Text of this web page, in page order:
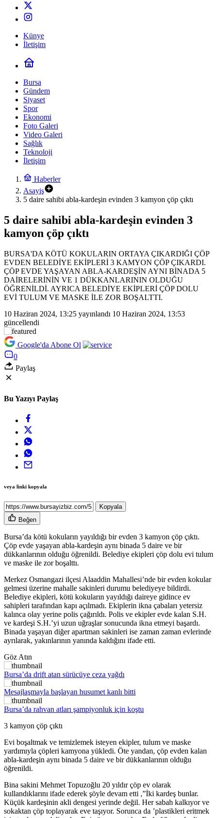
Künye
İletişim
Bursa
Gündem
Siyaset
Spor
Ekonomi
Foto Galeri
Video Galeri
Sağlık
Teknoloji
İletişim
Haberler
Asayiş
5 daire sahibi abla-kardeşin evinden 3 kamyon çöp çıktı
5 daire sahibi abla-kardeşin evinden 3
kamyon çöp çıktı
BURSA'DA KÖTÜ KOKULARIN ORTAYA ÇIKARDIĞI ÇÖP
EVDEN BELEDİYE EKİPLERİ 3 KAMYON ÇÖP ÇIKARDI.
ÇÖP EVDE YAŞAYAN ABLA-KARDEŞİN AYNI BİNADA 5
DAİRELERİNİN VE 1 DÜKKANLARININ OLDUĞU
ÖĞRENİLDİ. AYRICA BELEDİYE EKİPLERİ ÇÖP DOLU
EVİ TULUM VE MASKE İLE ZOR BOŞALTTI.
10 Haziran 2024, 13:25 yayınlandı 10 Haziran 2024, 13:53
güncellendi
Google'da Abone Ol
0
Paylaş
Bu Yazıyı Paylaş
veya linki kopyala
Kopyala
Beğen
Bursa’da kötü kokuların yayıldığı bir evden 3 kamyon çöp çıktı.
Çöp evde yaşayan abla-kardeşin aynı binada 5 daire ve bir
dükkanlarının olduğu öğrenildi. Belediye ekipleri çöp dolu evi tulum
ve maske ile zor boşalttı.
Merkez Osmangazi ilçesi Alaaddin Mahallesi’nde bir evden kokular
gelmesi üzerine mahalle sakinleri durumu belediyeye bildirdi.
Belediye ekipleri, kötü kokuların yayıldığı daireye gidince ev
sahipleri tarafından kapı açılmadı. Ekiplerin ikna çabaları yetersiz
kalınca olay yerine polis çağırıldı. Polis ve ekipler evde kalan S.H.
ve kardeşi S.H.’yi uzun uğraşlar sonucunda ikna etmeyi başardı.
Binada yaşayan diğer apartman sakinleri ise zaman zaman evlerinde
ayrılarak, yakınlarının yanında kaldığını ifade etti.
Göz Atın
Bursa’da drift atan sürücüye ceza yağdı
Mesajlaşmayla başlayan husumet kanlı bitti
Bursa’da rahvan atları şampiyonluk için koştu
3 kamyon çöp çıktı
Evi boşaltmak ve temizlemek isteyen ekipler, tulum ve maske
yardımıyla çöpleri kamyona yükledi. Öte yandan, çöp evden kalan
abla-kardeşin aynı binada 5 daire ve bir dükkanlarının olduğu
öğrenildi.
Bina sakini Mehmet Topuzoğlu 20 yıldır çöp ev olarak
kullandıklarını ifade ederek şöyle devam etti ,”İki kardeş bunlar.
Küçük kardeşinin akli dengesi yerinde değil. Her sabah kalkıyor ve
sokaktan çöp toplayarak eve taşıyor. Sorunca da ’plastikleri eritmek